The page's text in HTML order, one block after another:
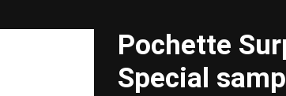
Pochette
Special